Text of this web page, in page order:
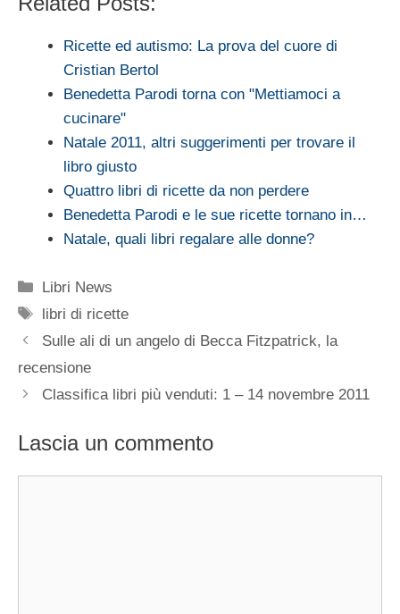
Ricette ed autismo: La prova del cuore di
Cristian Bertol
Benedetta Parodi torna con "Mettiamoci a
cucinare"
Natale 2011, altri suggerimenti per trovare il
libro giusto
Quattro libri di ricette da non perdere
Benedetta Parodi e le sue ricette tornano in…
Natale, quali libri regalare alle donne?
Categorie
Libri News
Tag
libri di ricette
Sulle ali di un angelo di Becca Fitzpatrick, la
recensione
Classifica libri più venduti: 1 – 14 novembre 2011
Lascia un commento